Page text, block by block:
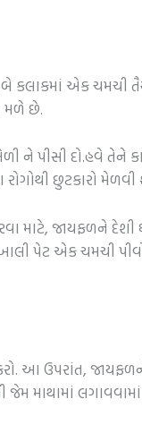
કલાકમાં એક ચમચી
મળે છે.
પીસી દો.હવે તેને
છુટકારો મેળવી
માટે, જાયફળને
પેટ એક ચમચી
આ ઉપરાંત,
માથામાં